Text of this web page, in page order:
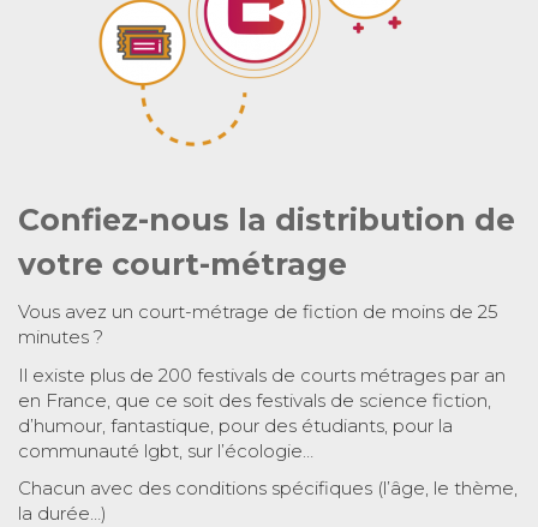
Confiez-nous la distribution de
votre court-métrage
Vous avez un court-métrage de fiction de moins de 25
minutes ?
Il existe plus de 200 festivals de courts métrages par an
en France, que ce soit des festivals de science fiction,
d’humour, fantastique, pour des étudiants, pour la
communauté lgbt, sur l’écologie…
Chacun avec des conditions spécifiques (l’âge, le thème,
la durée…)